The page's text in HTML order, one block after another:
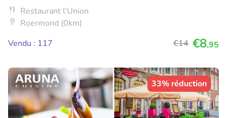
Restaurant l'Union
Roermond (0km)
Vendu : 117
€14 €8,95
33% réduction